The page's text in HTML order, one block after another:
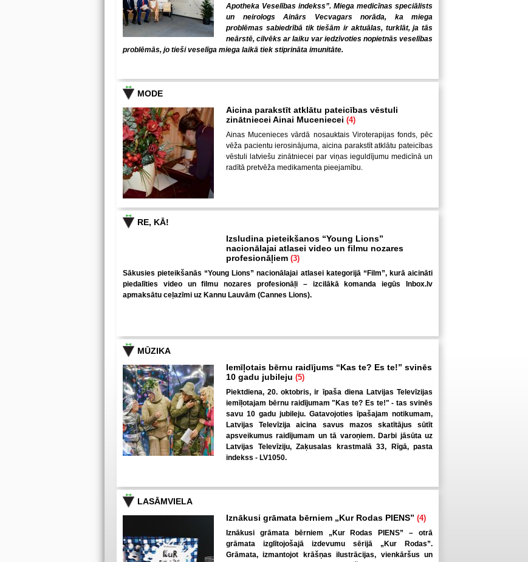
Apotheka Veselības indekss”. Miega medicīnas speciālists
un neirologs Ainārs Vecvagars norāda, ka miega
problēmas sabiedrībā tik tiešām ir aktuālas, turklāt, ja tās
neārstē, cilvēks ar laiku var iedzīvoties nopietnās veselības
problēmās, jo tieši veselīga miega laikā tiek stiprināta imunitāte.
MODE
Aicina parakstīt atklātu pateicības vēstuli
zinātniecei Ainai Muceniecei (4)
Ainas Mucenieces vārdā nosauktais Viroterapijas fonds, pēc
vēža pacientu ierosinājuma, aicina parakstīt atklātu pateicības
vēstuli latviešu zinātniecei par viņas ieguldījumu medicīnā un
radītā pretvēža medikamenta pieejamību.
RE, KĀ!
Izsludina pieteikšanos “Young Lions”
nacionālajai atlasei video un filmu nozares
profesionāļiem (3)
Sākusies pieteikšanās “Young Lions” nacionālajai atlasei kategorijā “Film”, kurā aicināti
piedalīties video un filmu nozares profesionāļi – izcilākā komanda iegūs Inbox.lv
apmaksātu ceļazīmi uz Kannu Lauvām (Cannes Lions).
MŪZIKA
Iemīļotais bērnu raidījums “Kas te? Es te!” svinēs
10 gadu jubileju (5)
Piektdiena, 20. oktobris, ir īpaša diena Latvijas Televīzijas
iemīļotajam bērnu raidījumam "Kas te? Es te!" - tas svinēs
savu 10 gadu jubileju. Gatavojoties īpašajam notikumam,
Latvijas Televīzija aicina savus mazos skatītājus sūtīt
apsveikumus raidījumam un tā varoņiem. Darbi jāsūta uz
Latvijas Televīziju, Zaķusalas krastmalā 33, Rīgā, pasta
indekss - LV1050.
LASĀMVIELA
Iznākusi grāmata bērniem „Kur Rodas PIENS” (4)
Iznākusi grāmata bērniem „Kur Rodas PIENS” – otrā
grāmata izglītojošajā izdevumu sērijā „Kur Rodas”.
Grāmata, izmantojot krāšņas ilustrācijas, vienkāršus un